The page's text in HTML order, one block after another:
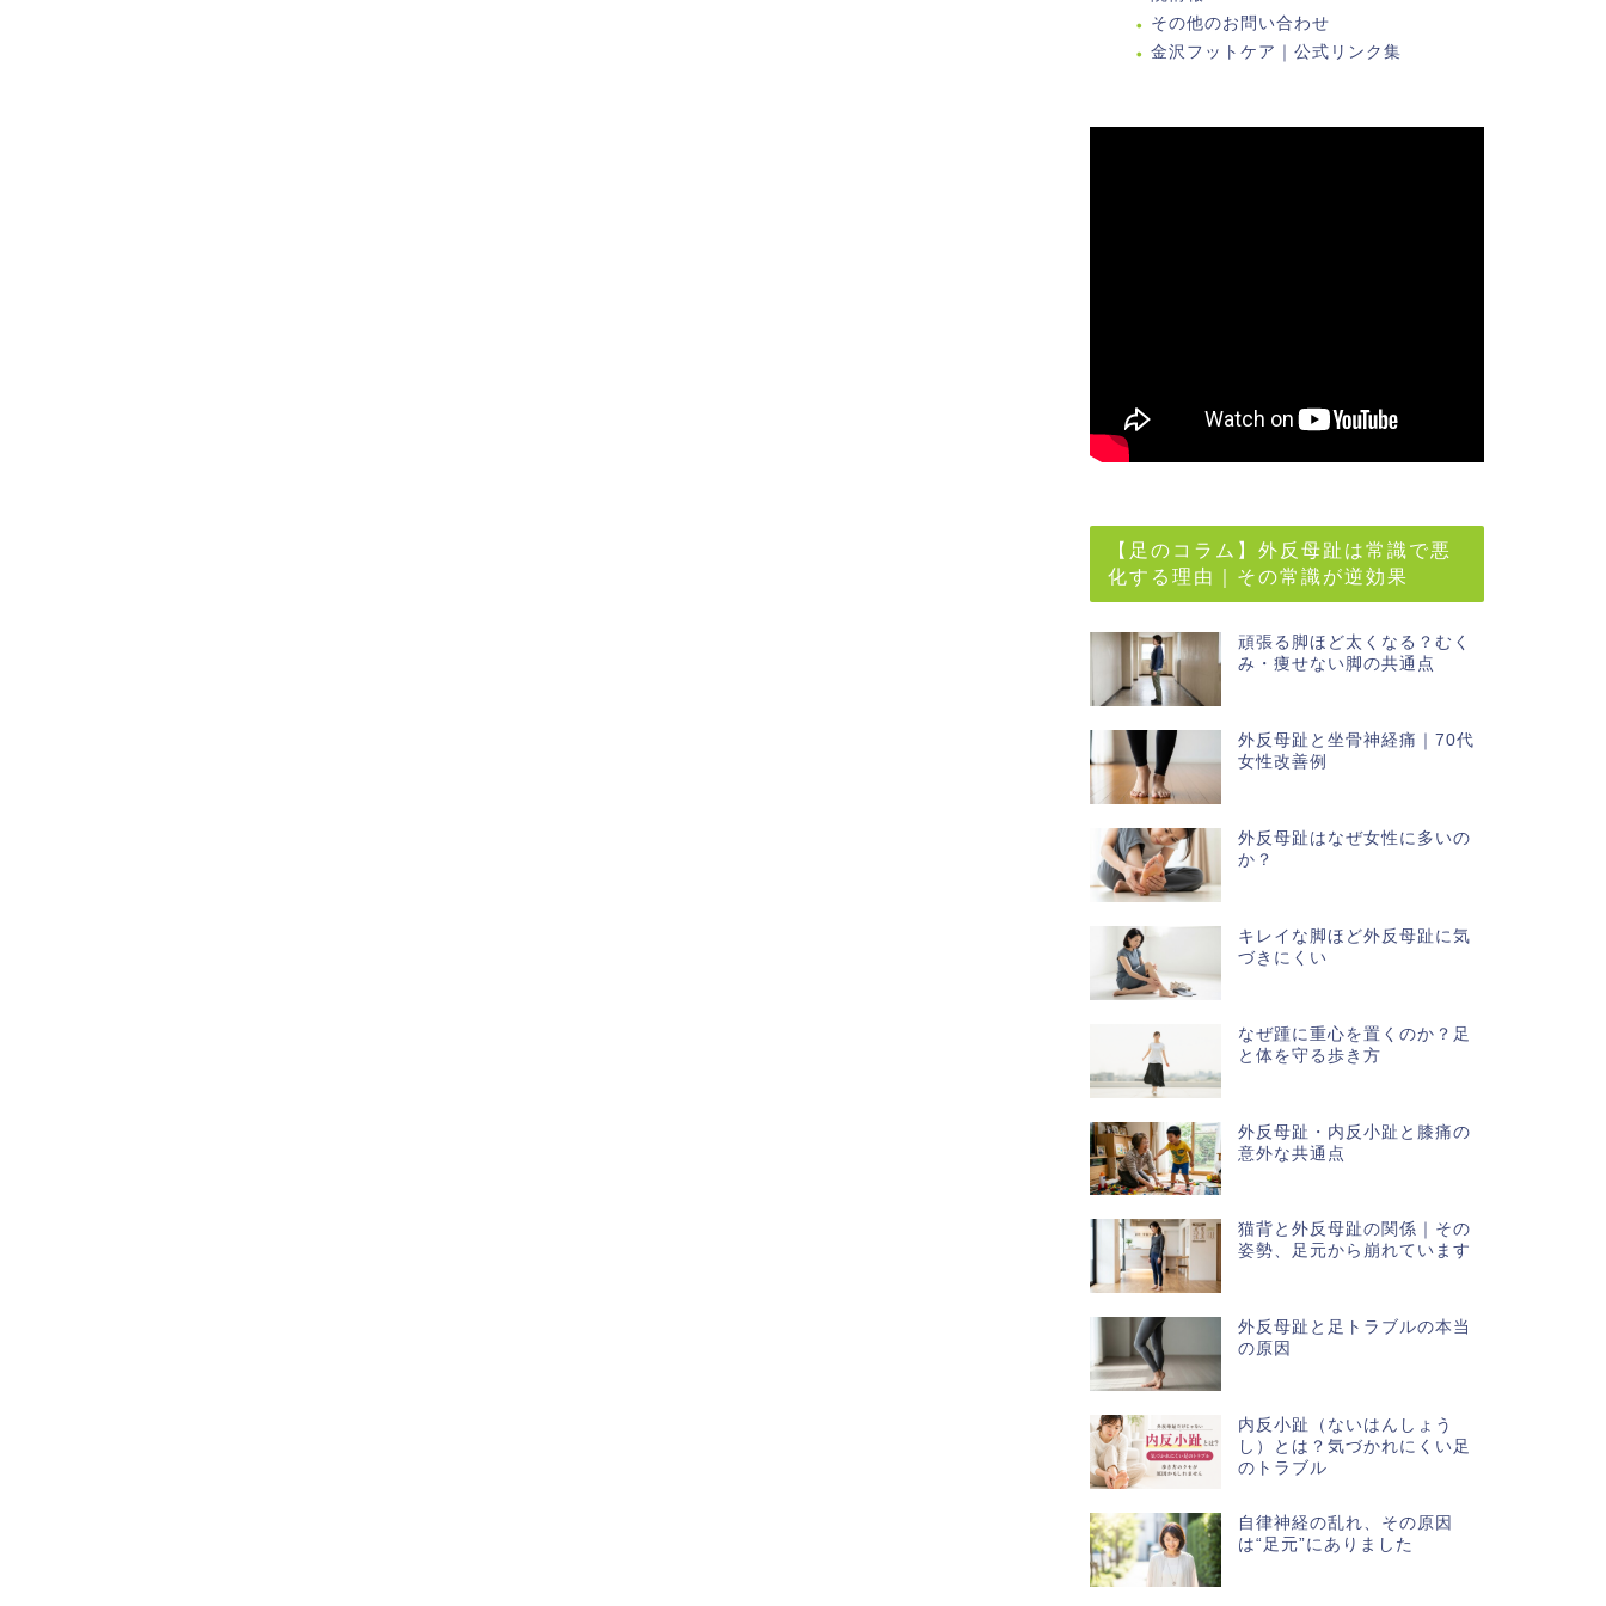
その他のお問い合わせ
金沢フットケア｜公式リンク集
【足のコラム】外反母趾は常識で悪
化する理由｜その常識が逆効果
頑張る脚ほど太くなる？むく
み・痩せない脚の共通点
外反母趾と坐骨神経痛｜70代
女性改善例
外反母趾はなぜ女性に多いの
か？
キレイな脚ほど外反母趾に気
づきにくい
なぜ踵に重心を置くのか？足
と体を守る歩き方
外反母趾・内反小趾と膝痛の
意外な共通点
猫背と外反母趾の関係｜その
姿勢、足元から崩れています
外反母趾と足トラブルの本当
の原因
内反小趾（ないはんしょう
し）とは？気づかれにくい足
のトラブル
自律神経の乱れ、その原因
は“足元”にありました